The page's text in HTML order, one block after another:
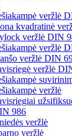
veržlė
kvadratinė
veržlė DIN
veržlė
veržlė DIN
veržlė
veržlė
986
veržlė
veržlė